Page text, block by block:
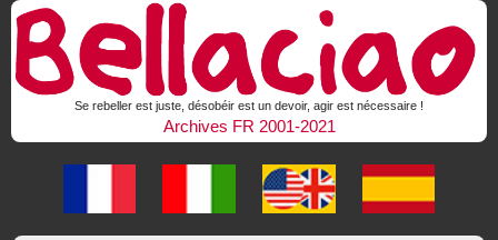
Se rebeller est juste, désobéir est un devoir, agir est nécessaire !
Archives FR 2001-2021